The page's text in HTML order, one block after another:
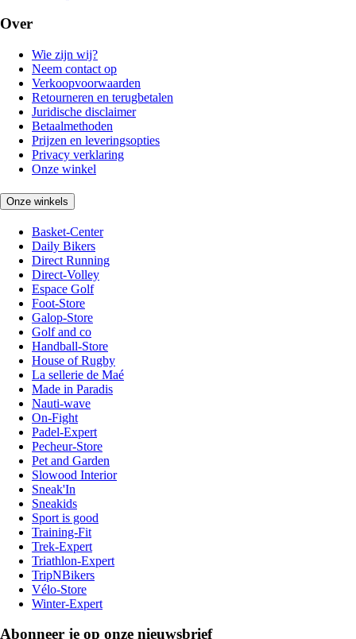
Over
Wie zijn wij?
Neem contact op
Verkoopvoorwaarden
Retourneren en terugbetalen
Juridische disclaimer
Betaalmethoden
Prijzen en leveringsopties
Privacy verklaring
Onze winkel
Onze winkels
Basket-Center
Daily Bikers
Direct Running
Direct-Volley
Espace Golf
Foot-Store
Galop-Store
Golf and co
Handball-Store
House of Rugby
La sellerie de Maé
Made in Paradis
Nauti-wave
On-Fight
Padel-Expert
Pecheur-Store
Pet and Garden
Slowood Interior
Sneak'In
Sneakids
Sport is good
Training-Fit
Trek-Expert
Triathlon-Expert
TripNBikers
Vélo-Store
Winter-Expert
Abonneer je op onze nieuwsbrief